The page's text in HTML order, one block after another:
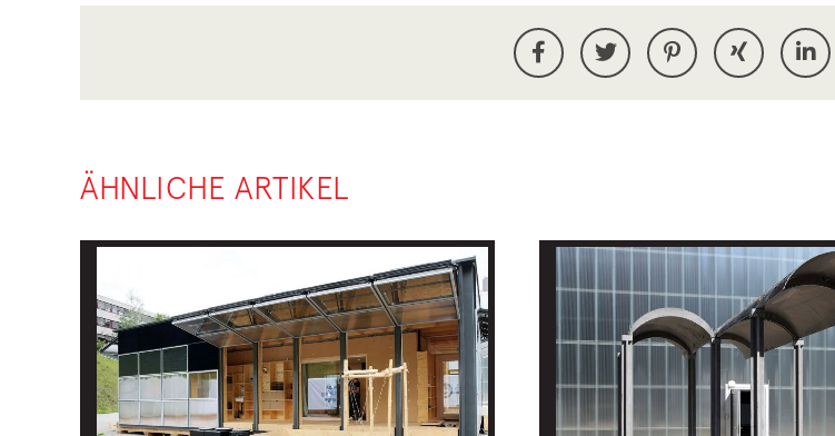
ÄHNLICHE ARTIKEL